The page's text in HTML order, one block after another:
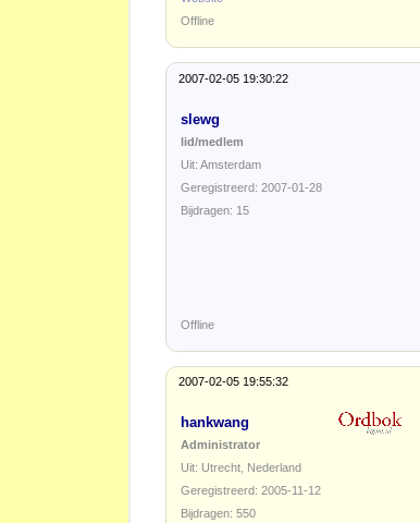
Offline
2007-02-05 19:30:22
slewg
lid/medlem
Uit: Amsterdam
Geregistreerd: 2007-01-28
Bijdragen: 15
Offline
2007-02-05 19:55:32
hankwang
Administrator
Uit: Utrecht, Nederland
Geregistreerd: 2005-11-12
Bijdragen: 550